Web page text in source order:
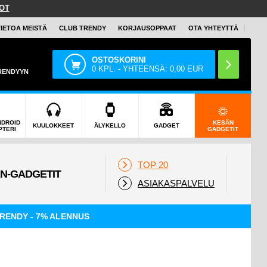
MEISTÄ CLUB TRENDY KORJAUSOPPAAT OTA YHTEYTTÄ
OSTOSKORINI
0 KPL. - YHTEENSÄ:0,00 EUR
KUULOKKEET ÄLYKELLO GADGET
KESÄN
GADGETIT
TOP 20
ASIAKASPALVELU
- 7% ALENNUS